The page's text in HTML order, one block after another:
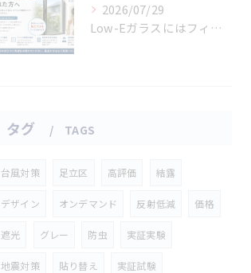
2026/07/29
Low-Eガラスにはフィルムは貼れないと言われた方へ
タグ TAGS
台風対策 足立区 高評価 結露
デザイン オンデマンド 反射低減 価格
遮光 グレー 防虫 実証実験
地震対策 貼り替え 実証試験